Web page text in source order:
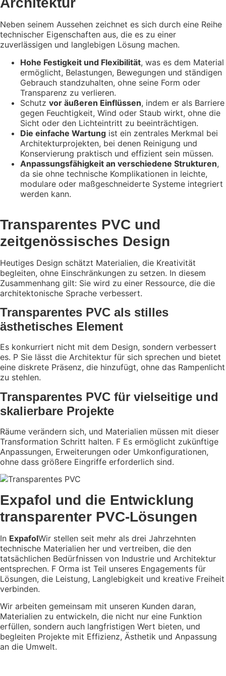
Neben seinem Aussehen zeichnet es sich durch eine Reihe
technischer Eigenschaften aus, die es zu einer
zuverlässigen und langlebigen Lösung machen.
Hohe Festigkeit und Flexibilität, was es dem Material
ermöglicht, Belastungen, Bewegungen und ständigen
Gebrauch standzuhalten, ohne seine Form oder
Transparenz zu verlieren.
Schutz vor äußeren Einflüssen, indem er als Barriere
gegen Feuchtigkeit, Wind oder Staub wirkt, ohne die
Sicht oder den Lichteintritt zu beeinträchtigen.
Die einfache Wartung ist ein zentrales Merkmal bei
Architekturprojekten, bei denen Reinigung und
Konservierung praktisch und effizient sein müssen.
Anpassungsfähigkeit an verschiedene Strukturen,
da sie ohne technische Komplikationen in leichte,
modulare oder maßgeschneiderte Systeme integriert
werden kann.
Transparentes PVC und
zeitgenössisches Design
Heutiges Design schätzt Materialien, die Kreativität
begleiten, ohne Einschränkungen zu setzen. In diesem
Zusammenhang gilt: Sie wird zu einer Ressource, die die
architektonische Sprache verbessert.
Transparentes PVC als stilles
ästhetisches Element
Es konkurriert nicht mit dem Design, sondern verbessert
es. P Sie lässt die Architektur für sich sprechen und bietet
eine diskrete Präsenz, die hinzufügt, ohne das Rampenlicht
zu stehlen.
Transparentes PVC für vielseitige und
skalierbare Projekte
Räume verändern sich, und Materialien müssen mit dieser
Transformation Schritt halten. F Es ermöglicht zukünftige
Anpassungen, Erweiterungen oder Umkonfigurationen,
ohne dass größere Eingriffe erforderlich sind.
Expafol und die Entwicklung
transparenter PVC-Lösungen
In ExpafolWir stellen seit mehr als drei Jahrzehnten
technische Materialien her und vertreiben, die den
tatsächlichen Bedürfnissen von Industrie und Architektur
entsprechen. F Orma ist Teil unseres Engagements für
Lösungen, die Leistung, Langlebigkeit und kreative Freiheit
verbinden.
Wir arbeiten gemeinsam mit unseren Kunden daran,
Materialien zu entwickeln, die nicht nur eine Funktion
erfüllen, sondern auch langfristigen Wert bieten, und
begleiten Projekte mit Effizienz, Ästhetik und Anpassung
an die Umwelt.